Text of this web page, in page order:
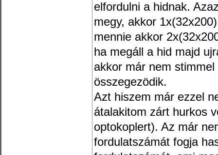
elfordulni a hidnak.
megy, akkor
mennie akkor
ha megáll a hid majd
akkor már nem
összegezödik.
Azt hiszem már ezzel
átalakitom zárt hurkos
optokoplert). Az már
fordulatszámát fogja